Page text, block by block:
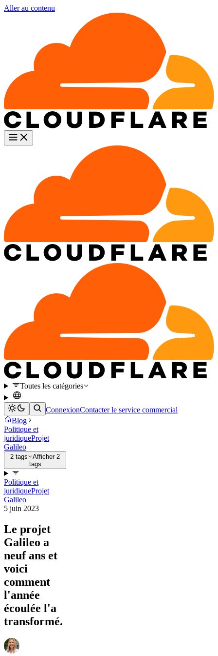
Aller au contenu
Toutes les catégories
ConnexionContacter le service commercial
Blog
Politique et
juridiqueProjet
Galileo
2 tags
Afficher 2
tags
Politique et
juridiqueProjet
Galileo
5 juin 2023
Le projet
Galileo a
neuf ans et
voici
comment
l'année
écoulée l'a
transformé.